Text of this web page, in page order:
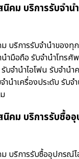
คม บริการรับจำน
บริการรับจำนำของทุ
ำมือถือ รับจำนำโทรศั
บจำนำไอโฟน รับจำนำ
นำเครื่องประดับ รับจ
คม บริการรับซื้อ
บริการรับซื้ออุปกรณ์ไ